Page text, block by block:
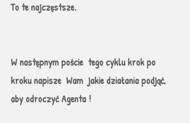
To te najczęstsze.
W następnym poście  tego cyklu krok po
kroku napisze  Wam  jakie działania podjąć,
aby odroczyć Agenta !